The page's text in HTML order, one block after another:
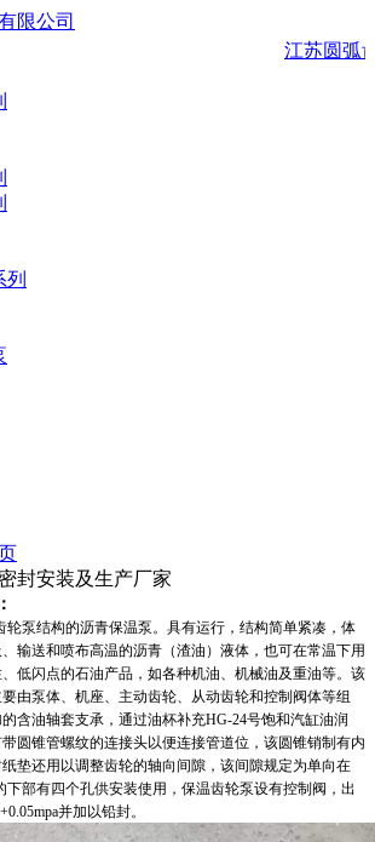
江苏圆弧
封安装及生产厂家
轮泵结构的沥青保温泵。具有运行，结构简单紧凑，体
输送和喷布高温的沥青（渣油）液体，也可在常温下用
低闪点的石油产品，如各种机油、机械油及重油等。该
由泵体、机座、主动齿轮、从动齿轮和控制阀体等组
含油轴套支承，通过油杯补充HG-24号饱和汽缸油润
圆锥管螺纹的连接头以便连接管道位，该圆锥销制有内
垫还用以调整齿轮的轴向间隙，该间隙规定为单向在
下部有四个孔供安装使用，保温齿轮泵设有控制阀，出
并加以铅封。